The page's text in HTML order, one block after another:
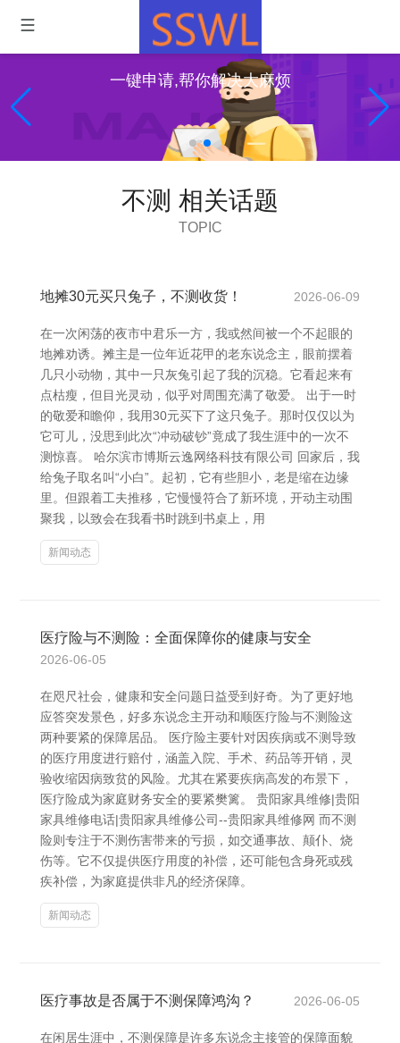
一键申请,帮你解决大麻烦
不测 相关话题
TOPIC
地摊30元买只兔子，不测收货！ 2026-06-09
在一次闲荡的夜市中君乐一方，我或然间被一个不起眼的
地摊劝诱。摊主是一位年近花甲的老东说念主，眼前摆着
几只小动物，其中一只灰兔引起了我的沉稳。它看起来有
点枯瘦，但目光灵动，似乎对周围充满了敬爱。 出于一时
的敬爱和瞻仰，我用30元买下了这只兔子。那时仅仅以为
它可儿，没思到此次“冲动破钞”竟成了我生涯中的一次不
测惊喜。 哈尔滨市博斯云逸网络科技有限公司 回家后，我
给兔子取名叫“小白”。起初，它有些胆小，老是缩在边缘
里。但跟着工夫推移，它慢慢符合了新环境，开动主动围
聚我，以致会在我看书时跳到书桌上，用
新闻动态
医疗险与不测险：全面保障你的健康与安全
2026-06-05
在咫尺社会，健康和安全问题日益受到好奇。为了更好地
应答突发景色，好多东说念主开动和顺医疗险与不测险这
两种要紧的保障居品。 医疗险主要针对因疾病或不测导致
的医疗用度进行赔付，涵盖入院、手术、药品等开销，灵
验收缩因病致贫的风险。尤其在紧要疾病高发的布景下，
医疗险成为家庭财务安全的要紧樊篱。 贵阳家具维修|贵阳
家具维修电话|贵阳家具维修公司--贵阳家具维修网 而不测
险则专注于不测伤害带来的亏损，如交通事故、颠仆、烧
伤等。它不仅提供医疗用度的补偿，还可能包含身死或残
疾补偿，为家庭提供非凡的经济保障。
新闻动态
医疗事故是否属于不测保障鸿沟？ 2026-06-05
在闲居生涯中，不测保障是许多东说念主接管的保障面貌